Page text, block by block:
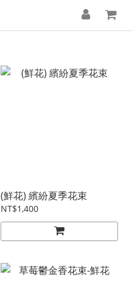
(鮮花) 繽紛夏季花束
NT$1,400